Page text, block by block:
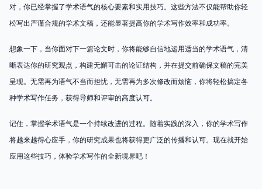
对，你已经掌握了学术语气的核心要素和实用技巧。这些方法不仅能帮助你轻
松写出严谨合规的学术文稿，还能显著提高你的学术写作效率和成功率。
想象一下，当你面对下一篇论文时，你将能够自信地运用适当的学术语气，清
晰表达你的研究观点，构建无懈可击的论证结构，并在提交前确保文稿的完美
呈现。无需再为语气不当而担忧，无需再为多次修改而烦恼，你将轻松搞定各
种学术写作任务，获得导师和评审的高度认可。
记住，掌握学术语气是一个持续改进的过程。随着实践的深入，你的学术写作
将越来越得心应手，你的研究成果也将获得更广泛的传播和认可。现在就开始
应用这些技巧，体验学术写作的全新境界吧！